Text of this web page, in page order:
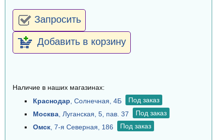
Запросить
Добавить в корзину
Наличие в наших магазинах:
Краснодар , Солнечная, 4Б
Под заказ
Москва , Луганская, 5, пав. 37
Под заказ
Омск , 7-я Северная, 186 Под заказ